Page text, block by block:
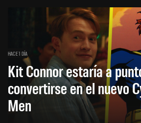
HACE 1 DÍA
Kit Connor estaría a
convertirse en el nuevo
Men